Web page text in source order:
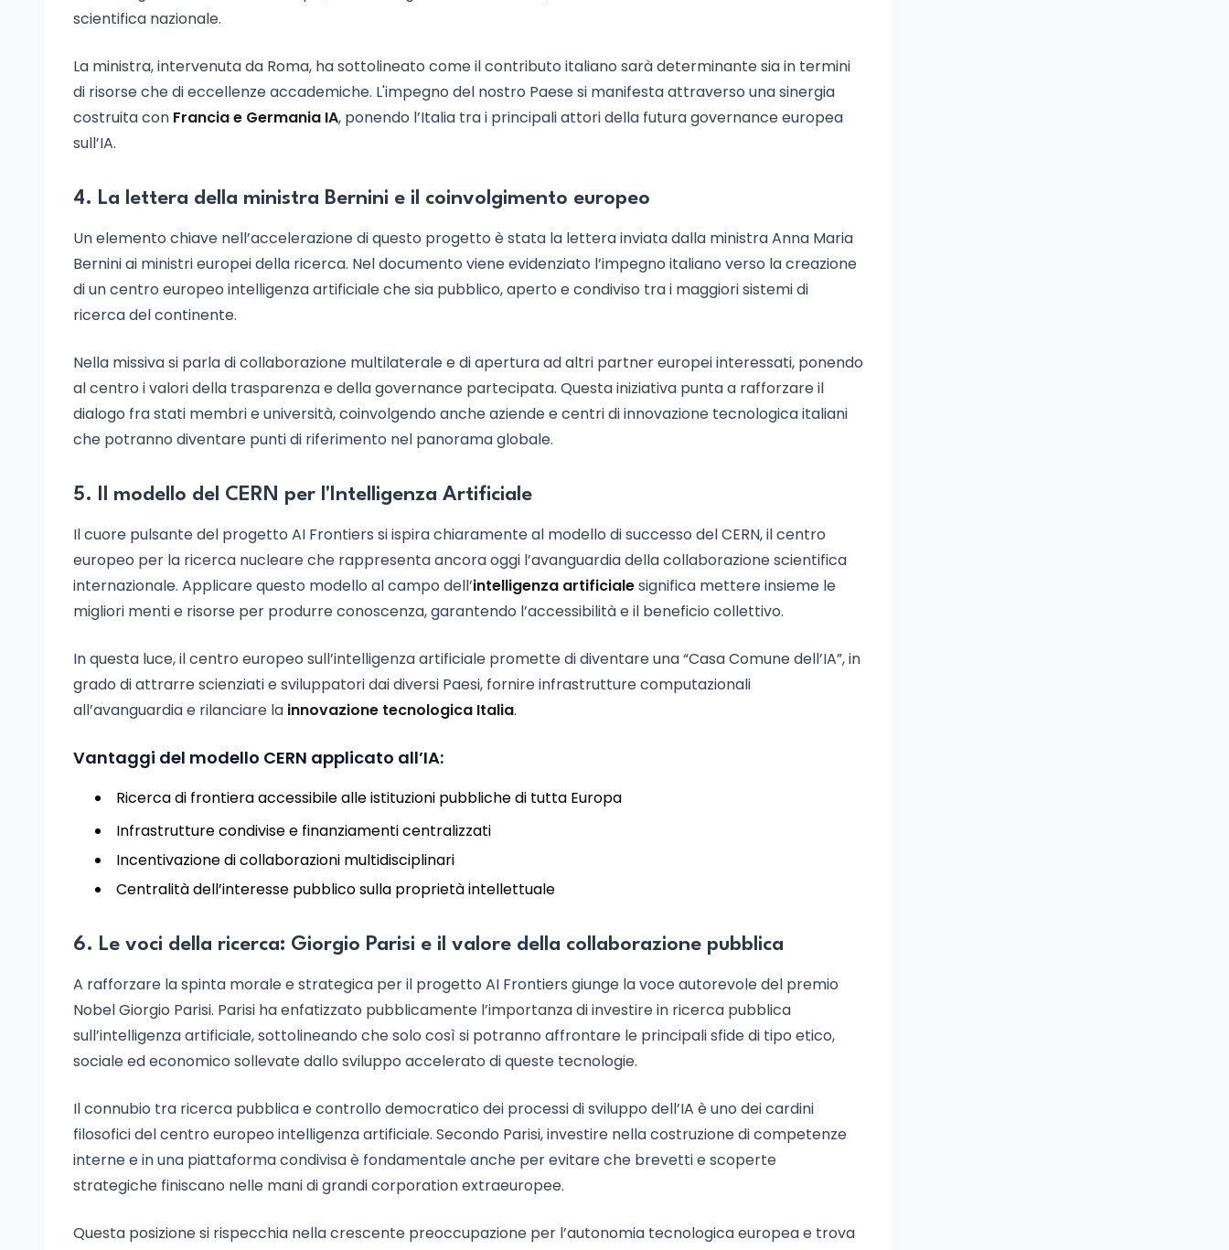
scientifica nazionale.
La ministra, intervenuta da Roma, ha sottolineato come il contributo italiano sarà determinante sia in termini
di risorse che di eccellenze accademiche. L'impegno del nostro Paese si manifesta attraverso una sinergia
costruita con Francia e Germania IA, ponendo l’Italia tra i principali attori della futura governance europea
sull’IA.
4. La lettera della ministra Bernini e il coinvolgimento europeo
Un elemento chiave nell’accelerazione di questo progetto è stata la lettera inviata dalla ministra Anna Maria
Bernini ai ministri europei della ricerca. Nel documento viene evidenziato l’impegno italiano verso la creazione
di un centro europeo intelligenza artificiale che sia pubblico, aperto e condiviso tra i maggiori sistemi di
ricerca del continente.
Nella missiva si parla di collaborazione multilaterale e di apertura ad altri partner europei interessati, ponendo
al centro i valori della trasparenza e della governance partecipata. Questa iniziativa punta a rafforzare il
dialogo fra stati membri e università, coinvolgendo anche aziende e centri di innovazione tecnologica italiani
che potranno diventare punti di riferimento nel panorama globale.
5. Il modello del CERN per l'Intelligenza Artificiale
Il cuore pulsante del progetto AI Frontiers si ispira chiaramente al modello di successo del CERN, il centro
europeo per la ricerca nucleare che rappresenta ancora oggi l’avanguardia della collaborazione scientifica
internazionale. Applicare questo modello al campo dell’intelligenza artificialesignifica mettere insieme le
migliori menti e risorse per produrre conoscenza, garantendo l’accessibilità e il beneficio collettivo.
In questa luce, il centro europeo sull’intelligenza artificiale promette di diventare una “Casa Comune dell’IA”, in
grado di attrarre scienziati e sviluppatori dai diversi Paesi, fornire infrastrutture computazionali
all’avanguardia e rilanciare la innovazione tecnologica Italia.
Vantaggi del modello CERN applicato all’IA:
Ricerca di frontiera accessibile alle istituzioni pubbliche di tutta Europa
Infrastrutture condivise e finanziamenti centralizzati
Incentivazione di collaborazioni multidisciplinari
Centralità dell’interesse pubblico sulla proprietà intellettuale
6. Le voci della ricerca: Giorgio Parisi e il valore della collaborazione pubblica
A rafforzare la spinta morale e strategica per il progetto AI Frontiers giunge la voce autorevole del premio
Nobel Giorgio Parisi. Parisi ha enfatizzato pubblicamente l’importanza di investire in ricerca pubblica
sull’intelligenza artificiale, sottolineando che solo così si potranno affrontare le principali sfide di tipo etico,
sociale ed economico sollevate dallo sviluppo accelerato di queste tecnologie.
Il connubio tra ricerca pubblica e controllo democratico dei processi di sviluppo dell’IA è uno dei cardini
filosofici del centro europeo intelligenza artificiale. Secondo Parisi, investire nella costruzione di competenze
interne e in una piattaforma condivisa è fondamentale anche per evitare che brevetti e scoperte
strategiche finiscano nelle mani di grandi corporation extraeuropee.
Questa posizione si rispecchia nella crescente preoccupazione per l’autonomia tecnologica europea e trova